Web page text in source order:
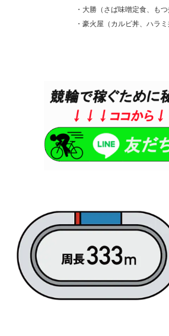
・大勝（さば味噌定食、も
・豪火屋（カルビ丼、ハラ